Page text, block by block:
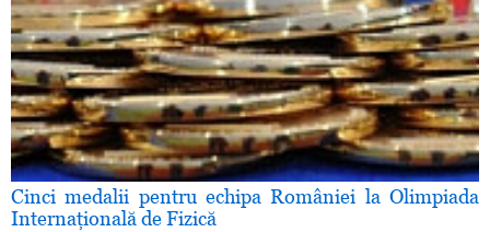
Cinci medalii pentru echipa României la Olimpiada
Internaţională de Fizică